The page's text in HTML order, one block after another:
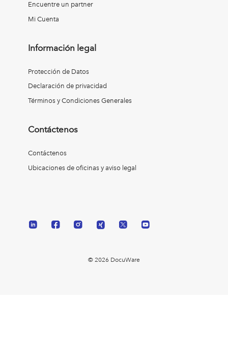
Encuentre un partner
Mi Cuenta
Información legal
Protección de Datos
Declaración de privacidad
Términos y Condiciones Generales
Contáctenos
Contáctenos
Ubicaciones de oficinas y aviso legal
© 2026 DocuWare